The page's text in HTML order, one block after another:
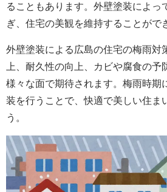
ることもあります。外壁塗装によっ
ぎ、住宅の美観を維持することがで
外壁塗装による広島の住宅の梅雨対
上、耐久性の向上、カビや腐食の予
様々な面で期待されます。梅雨時期
装を行うことで、快適で美しい住ま
う。